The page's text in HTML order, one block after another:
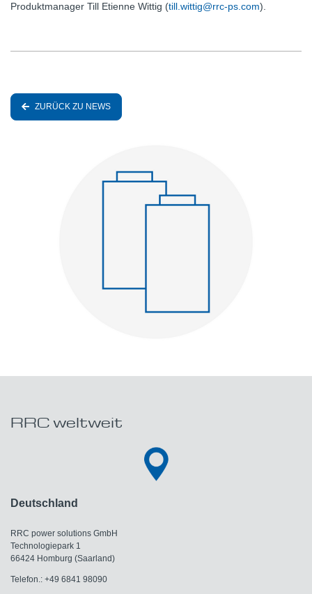
Produktmanager Till Etienne Wittig (till.wittig@rrc-ps.com).
ZURÜCK ZU NEWS
RRC weltweit
Deutschland
RRC power solutions GmbH
Technologiepark 1
66424 Homburg (Saarland)
Telefon.: +49 6841 98090